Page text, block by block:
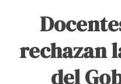
rechazan
del